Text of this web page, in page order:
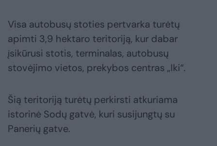
Visa autobusų stoties pertvarka turėtų
apimti 3,9 hektaro teritoriją, kur dabar
įsikūrusi stotis, terminalas, autobusų
stovėjimo vietos, prekybos centras „Iki“.
Šią teritoriją turėtų perkirsti atkuriama
istorinė Sodų gatvė, kuri susijungtų su
Panerių gatve.